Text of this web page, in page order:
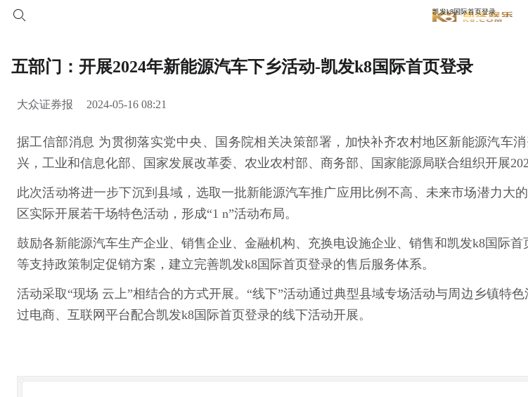
凯发k8国际首页登录
五部门：开展2024年新能源汽车下乡活动-凯发k8国际首页登录
大众证券报 2024-05-16 08:21
据工信部消息 为贯彻落实党中央、国务院相关决策部署，加快补齐农村地区新能源汽车
兴，工业和信息化部、国家发展改革委、农业农村部、商务部、国家能源局联合组织开展
此次活动将进一步下沉到县域，选取一批新能源汽车推广应用比例不高、未来市场潜力
区实际开展若干场特色活动，形成“1 n”活动布局。
鼓励各新能源汽车生产企业、销售企业、金融机构、充换电设施企业、销售和凯发k8国际
等支持政策制定促销方案，建立完善凯发k8国际首页登录的售后服务体系。
活动采取“现场 云上”相结合的方式开展。“线下”活动通过典型县域专场活动与周边乡镇特
过电商、互联网平台配合凯发k8国际首页登录的线下活动开展。